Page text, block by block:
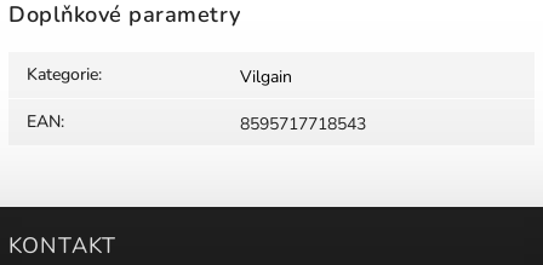
Doplňkové parametry
Kategorie:
Vilgain
EAN: 8595717718543
KONTAKT